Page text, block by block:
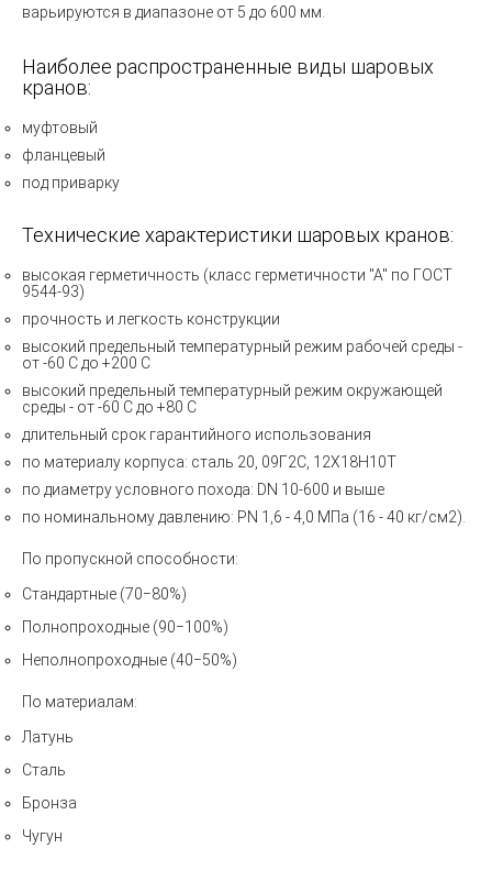
варьируются в диапазоне от 5 до 600 мм.
Наиболее распространенные виды шаровых
кранов:
муфтовый
фланцевый
под приварку
Технические характеристики шаровых кранов:
высокая герметичность (класс герметичности "А" по ГОСТ
9544-93)
прочность и легкость конструкции
высокий предельный температурный режим рабочей среды -
от -60 С до +200 С
высокий предельный температурный режим окружающей
среды - от -60 С до +80 С
длительный срок гарантийного использования
по материалу корпуса: сталь 20, 09Г2С, 12Х18Н10Т
по диаметру условного похода: DN 10-600 и выше
по номинальному давлению: PN 1,6 - 4,0 МПа (16 - 40 кг/см2).
По пропускной способности:
Стандартные (70−80%)
Полнопроходные (90−100%)
Неполнопроходные (40−50%)
По материалам:
Латунь
Сталь
Бронза
Чугун